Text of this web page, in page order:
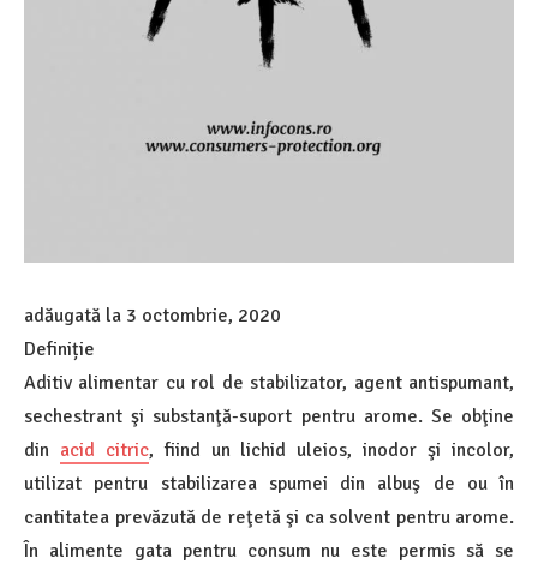
adăugată la 3 octombrie, 2020
Definiție
Aditiv alimentar cu rol de stabilizator, agent antispumant,
sechestrant şi substanţă-suport pentru arome. Se obţine
din acid citric, fiind un lichid uleios, inodor şi incolor,
utilizat pentru stabilizarea spumei din albuş de ou în
cantitatea prevăzută de reţetă şi ca solvent pentru arome.
În alimente gata pentru consum nu este permis să se